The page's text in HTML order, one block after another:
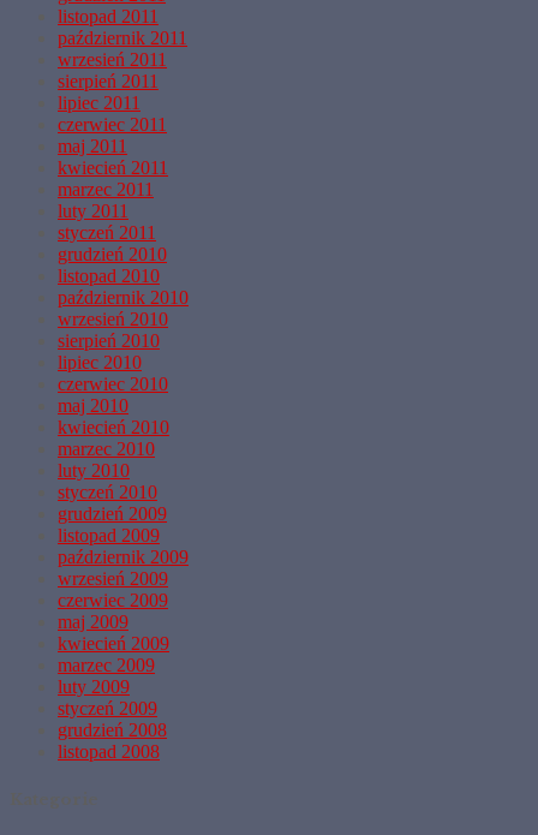
listopad 2011
październik 2011
wrzesień 2011
sierpień 2011
lipiec 2011
czerwiec 2011
maj 2011
kwiecień 2011
marzec 2011
luty 2011
styczeń 2011
grudzień 2010
listopad 2010
październik 2010
wrzesień 2010
sierpień 2010
lipiec 2010
czerwiec 2010
maj 2010
kwiecień 2010
marzec 2010
luty 2010
styczeń 2010
grudzień 2009
listopad 2009
październik 2009
wrzesień 2009
czerwiec 2009
maj 2009
kwiecień 2009
marzec 2009
luty 2009
styczeń 2009
grudzień 2008
listopad 2008